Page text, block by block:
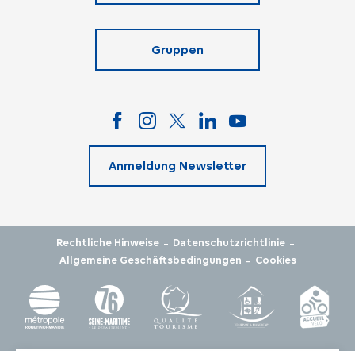
Gruppen
Anmeldung Newsletter
Rechtliche Hinweise - Datenschutzrichtlinie -
Allgemeine Geschäftsbedingungen - Cookies